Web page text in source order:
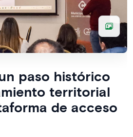
paso histórico
territorial
de acceso